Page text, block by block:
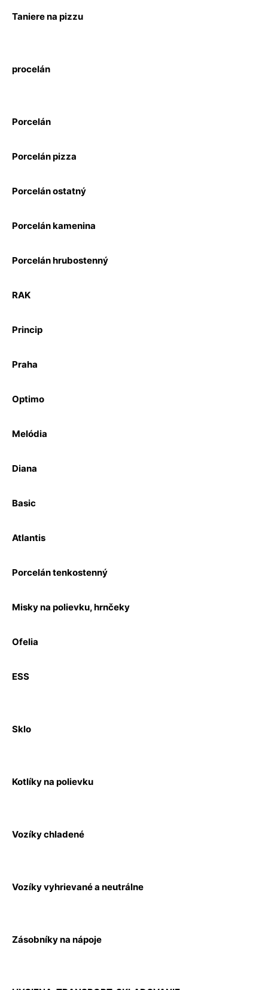
Taniere na pizzu
procelán
Porcelán
Porcelán pizza
Porcelán ostatný
Porcelán kamenina
Porcelán hrubostenný
RAK
Princip
Praha
Optimo
Melódia
Diana
Basic
Atlantis
Porcelán tenkostenný
Misky na polievku, hrnčeky
Ofelia
ESS
Sklo
Kotlíky na polievku
Vozíky chladené
Vozíky vyhrievané a neutrálne
Zásobníky na nápoje